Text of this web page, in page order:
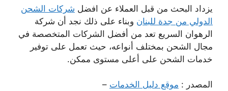
يزداد البحث من قبل العملاء عن افضل شركات الشحن
الدولي من جدة للبنان وبناء على ذلك نجد أن شركة
الرهوان السريع تعد من أفضل الشركات المتخصصة في
مجال الشحن بمختلف أنواعه، حيث تعمل على توفير
خدمات الشحن على أعلى مستوى ممكن.
المصدر : موقع دليل الخدمات –